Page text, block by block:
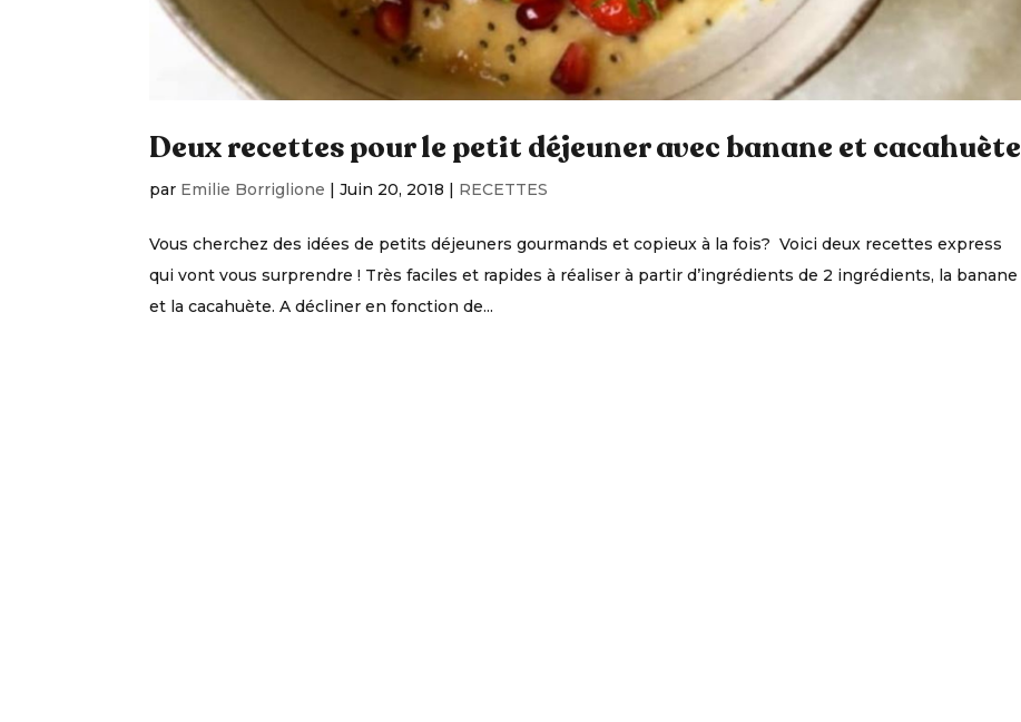
Deux recettes pour le petit déjeuner avec banane et cacahuète
par Emilie Borriglione |Juin 20, 2018 | RECETTES
Vous cherchez des idées de petits déjeuners gourmands et copieux à la fois? Voici deux recettes express
qui vont vous surprendre ! Très faciles et rapides à réaliser à partir d’ingrédients de 2 ingrédients, la banane
et la cacahuète. A décliner en fonction de...